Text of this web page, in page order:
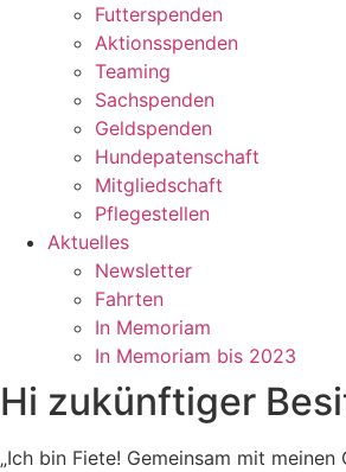
Futterspenden
Aktionsspenden
Teaming
Sachspenden
Geldspenden
Hundepatenschaft
Mitgliedschaft
Pflegestellen
Aktuelles
Newsletter
Fahrten
In Memoriam
In Memoriam bis 2023
Hi zukünftiger
„Ich bin Fiete! Gemeinsam mit meinen